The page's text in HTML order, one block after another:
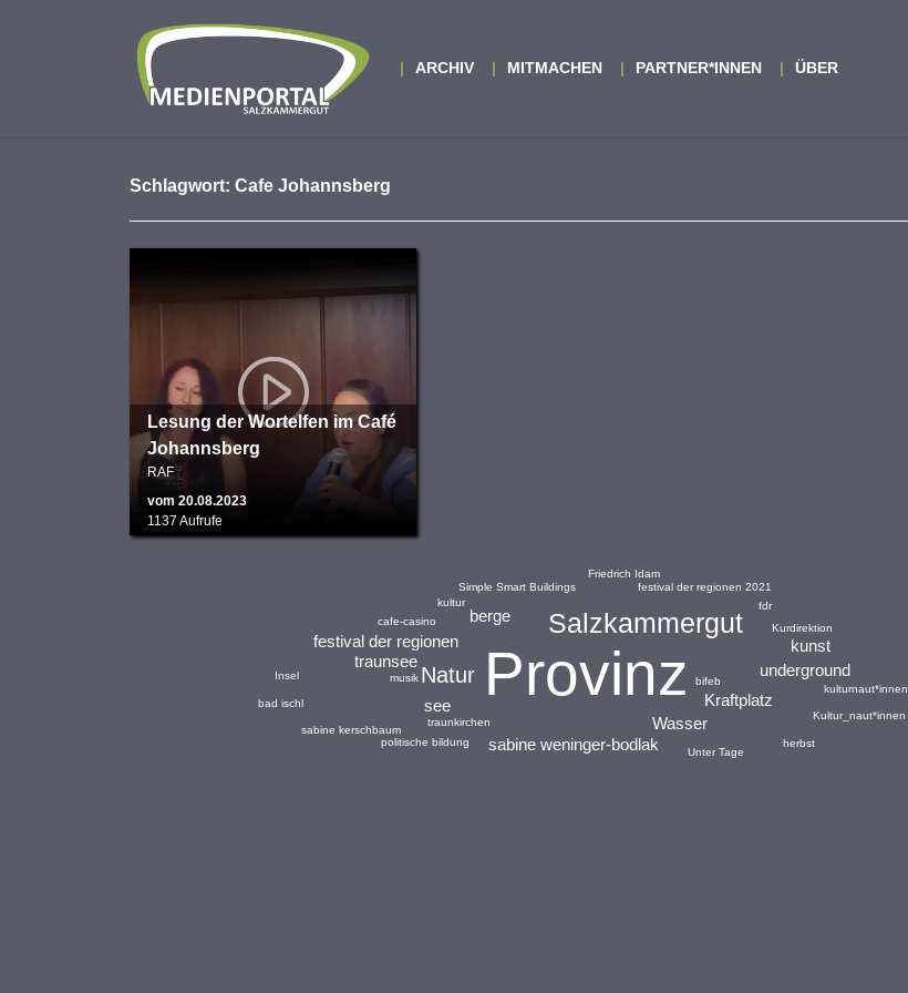
ARCHIV MITMACHEN PARTNER*INNEN ÜBER
Schlagwort: Cafe Johannsberg
Lesung der Wortelfen im Café
Johannsberg
RAF
vom 20.08.2023
1137 Aufrufe
Provinz
Salzkammergut
Natur
Wasser
Kraftplatz
festival der regionen
see
traunsee
berge
sabine weninger-bodlak
underground
kunst
traunkirchen
cafe-casino
Kurdirektion
bifeb
fdr
politische bildung
Unter Tage
kulturnaut*innen
Insel
Simple Smart Buildings festival der regionen 2021
sabine kerschbaum
herbst
Kultur_naut*innen
bad ischl
musik
Friedrich Idam
kultur